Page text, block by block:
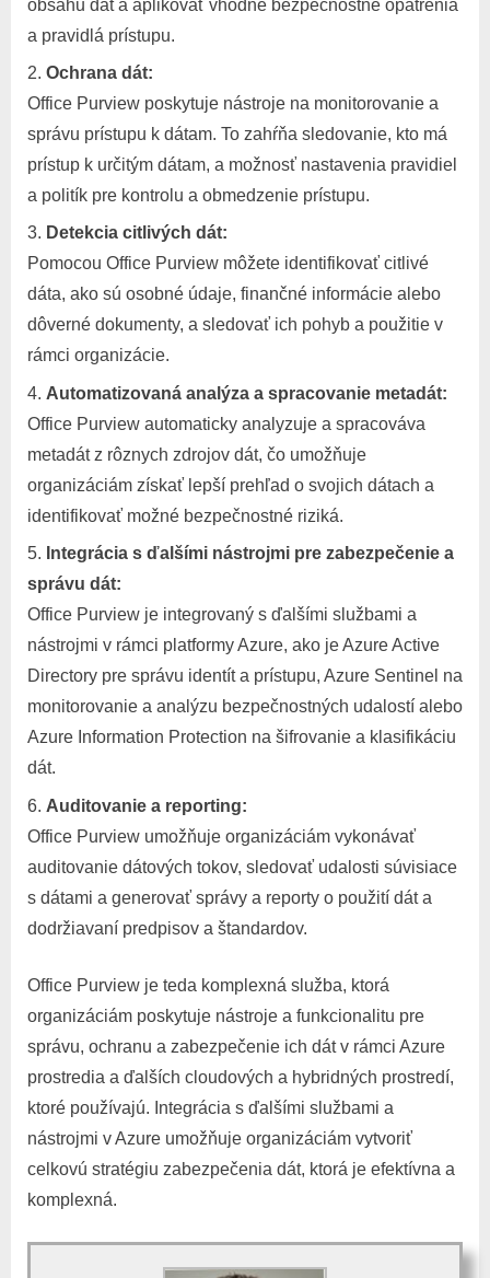
obsahu dát a aplikovať vhodné bezpečnostné opatrenia
a pravidlá prístupu.
Ochrana dát:
Office Purview poskytuje nástroje na monitorovanie a
správu prístupu k dátam. To zahŕňa sledovanie, kto má
prístup k určitým dátam, a možnosť nastavenia pravidiel
a politík pre kontrolu a obmedzenie prístupu.
Detekcia citlivých dát:
Pomocou Office Purview môžete identifikovať citlivé
dáta, ako sú osobné údaje, finančné informácie alebo
dôverné dokumenty, a sledovať ich pohyb a použitie v
rámci organizácie.
Automatizovaná analýza a spracovanie metadát:
Office Purview automaticky analyzuje a spracováva
metadát z rôznych zdrojov dát, čo umožňuje
organizáciám získať lepší prehľad o svojich dátach a
identifikovať možné bezpečnostné riziká.
Integrácia s ďalšími nástrojmi pre zabezpečenie a
správu dát:
Office Purview je integrovaný s ďalšími službami a
nástrojmi v rámci platformy Azure, ako je Azure Active
Directory pre správu identít a prístupu, Azure Sentinel na
monitorovanie a analýzu bezpečnostných udalostí alebo
Azure Information Protection na šifrovanie a klasifikáciu
dát.
Auditovanie a reporting:
Office Purview umožňuje organizáciám vykonávať
auditovanie dátových tokov, sledovať udalosti súvisiace
s dátami a generovať správy a reporty o použití dát a
dodržiavaní predpisov a štandardov.
Office Purview je teda komplexná služba, ktorá
organizáciám poskytuje nástroje a funkcionalitu pre
správu, ochranu a zabezpečenie ich dát v rámci Azure
prostredia a ďalších cloudových a hybridných prostredí,
ktoré používajú. Integrácia s ďalšími službami a
nástrojmi v Azure umožňuje organizáciám vytvoriť
celkovú stratégiu zabezpečenia dát, ktorá je efektívna a
komplexná.